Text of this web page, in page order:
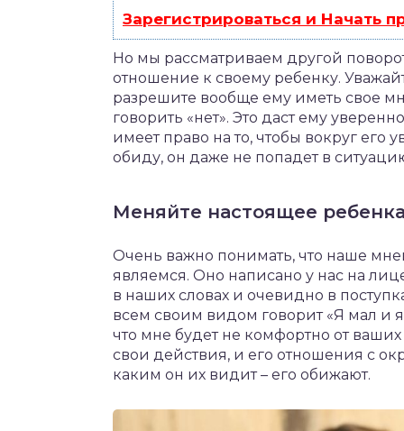
Зарегистрироваться и Начать
Но мы рассматриваем другой
отношение к своему ребенку.
разрешите вообще ему иметь свое
говорить «нет». Это даст ему
имеет право на то, чтобы вокруг его
обиду, он даже не попадет в
Меняйте настоящее
Очень важно понимать, что наше
являемся. Оно написано у нас на
в наших словах и очевидно в
всем своим видом говорит «Я мал и
что мне будет не комфортно от
свои действия, и его отношения с
каким он их видит – его обижают.